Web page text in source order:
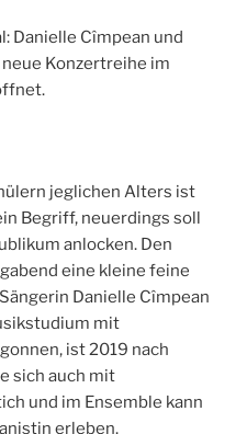
Danielle Cîmpean und
Konzertreihe im
jeglichen Alters ist
Begriff, neuerdings soll
anlocken. Den
eine kleine feine
Danielle Cîmpean
mit
ist 2019 nach
sich auch mit
und im Ensemble kann
erleben.